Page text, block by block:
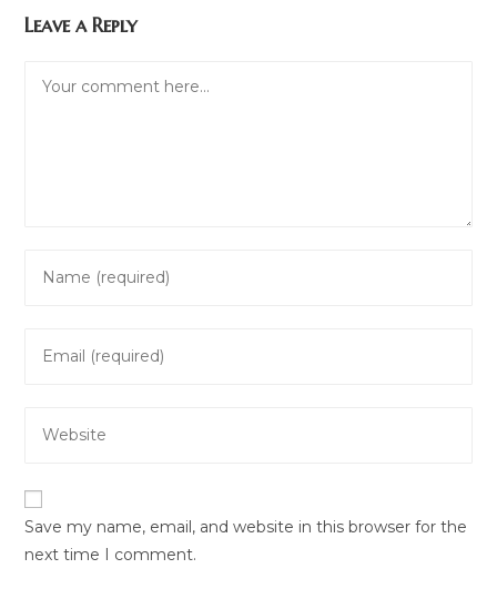
Leave a Reply
your
comment
your
address
your
URL
(optional)
Save my name, email, and website in this browser for the
next time I comment.